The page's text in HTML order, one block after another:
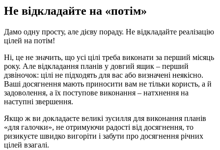
Не відкладайте на «потім»
Дамо одну просту, але дієву пораду. Не відкладайте реалізацію
цілей на потім!
Ні, це не значить, що усі цілі треба виконати за перший місяць
року. Але відкладання планів у довгий ящик – перший
дзвіночок: цілі не підходять для вас або визначені неякісно.
Ваші досягнення мають приносити вам не тільки користь, а й
задоволення, а їх поступове виконання – натхнення на
наступні звершення.
Якщо ж ви докладаєте великі зусилля для виконання планів
«для галочки», не отримуючи радості від досягнення, то
ризикуєте швидко вигоріти і забути про досягнення річних
цілей взагалі.